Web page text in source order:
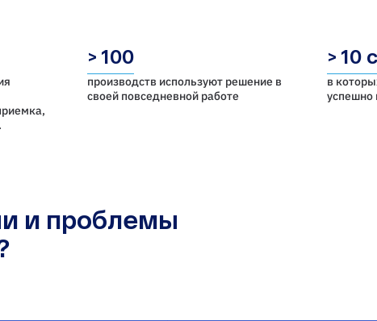
> 100
производств используют решение в
своей повседневной работе
> 10
в
успешно
и проблемы